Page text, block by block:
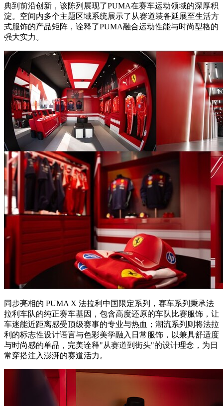
典到前沿创新，该陈列展现了PUMA在赛车运动领域的深厚积
淀。空间内多个主题区域系统展示了从赛道装备延展至生活方
式服饰的产品矩阵，诠释了PUMA融合运动性能与时尚型格的
强大实力。
同步亮相的 PUMA X 法拉利中国限定系列，赛车系列秉承法
拉利车队的纯正赛车基因，包含高度还原的车队比赛服饰，让
车迷能近距离感受顶级赛事的专业与热血；潮流系列则将法拉
利的标志性设计语言与色彩美学融入日常服饰，以兼具舒适度
与时尚感的单品，完美诠释"从赛道到街头"的设计理念，为日
常穿搭注入澎湃的赛道活力。